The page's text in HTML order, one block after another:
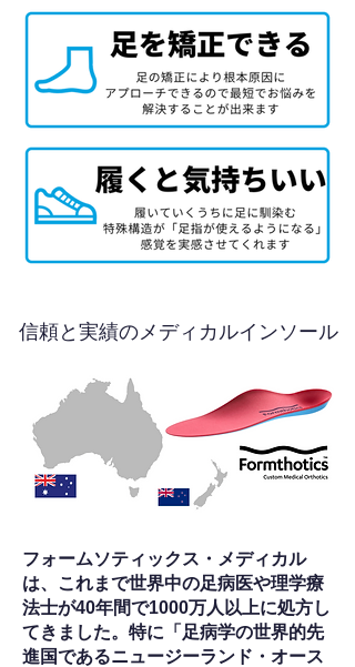
信頼と実績のメディカルインソール
フォームソティックス・メディカル
は、これまで世界中の足病医や理学療
法士が40年間で1000万人以上に処方し
てきました。特に「足病学の世界的先
進国であるニュージーランド・オース